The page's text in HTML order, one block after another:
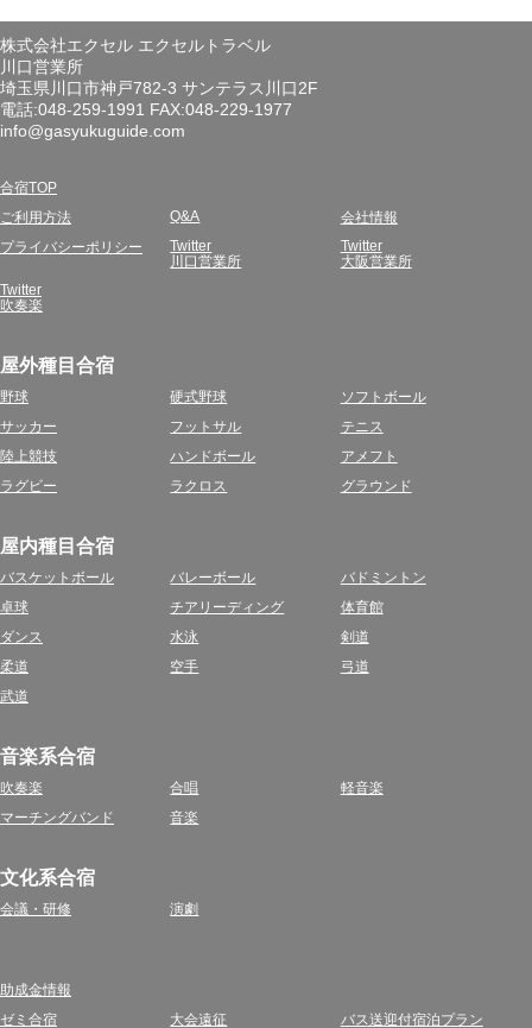
株式会社エクセル エクセルトラベル
川口営業所
埼玉県川口市神戸782-3 サンテラス川口2F
電話:048-259-1991 FAX:048-229-1977
info@gasyukuguide.com
合宿TOP
ご利用方法 Q&A 会社情報
プライバシーポリシー
Twitter
川口営業所
Twitter
大阪営業所
Twitter
吹奏楽
屋外種目合宿
野球 硬式野球 ソフトボール
サッカー フットサル テニス
陸上競技 ハンドボール アメフト
ラグビー ラクロス グラウンド
屋内種目合宿
バスケットボール バレーボール バドミントン
卓球 チアリーディング 体育館
ダンス 水泳 剣道
柔道 空手 弓道
武道
音楽系合宿
吹奏楽 合唱 軽音楽
マーチングバンド 音楽
文化系合宿
会議・研修 演劇
助成金情報
ゼミ合宿 大会遠征 バス送迎付宿泊プラン